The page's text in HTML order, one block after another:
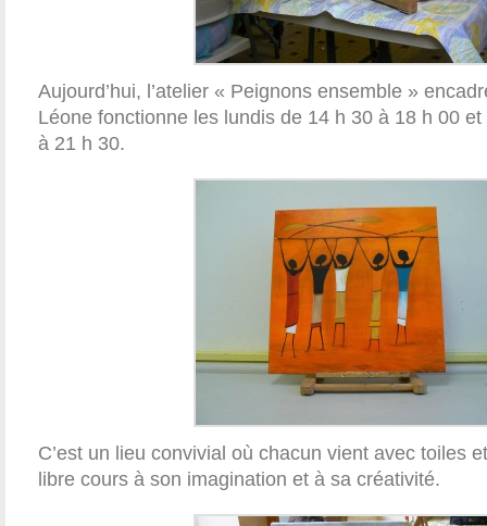
Aujourd’hui, l’atelier « Peignons ensemble »
Léone fonctionne les lundis de 14 h 30 à 18 h 00
à 21 h 30.
C’est un lieu convivial où chacun vient avec toiles
libre cours à son imagination et à sa créativité.